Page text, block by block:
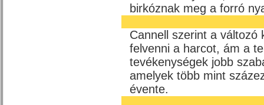
birkóznak meg a forró
Cannell szerint a változó
felvenni a harcot, ám a
tevékenységek jobb
amelyek több mint
évente.